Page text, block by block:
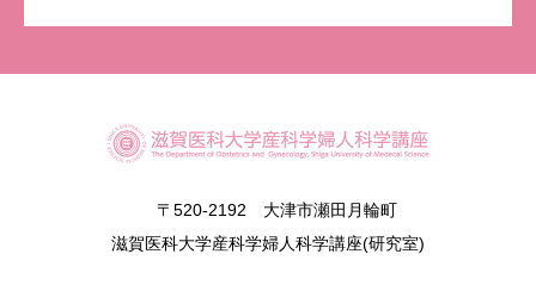
〒520-2192 大津市瀬田月輪町
滋賀医科大学産科学婦人科学講座(研究室)